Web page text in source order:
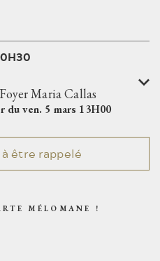
Foyer Maria Callas
duven. 5 mars 13H00
être rappelé
MÉLOMANE !